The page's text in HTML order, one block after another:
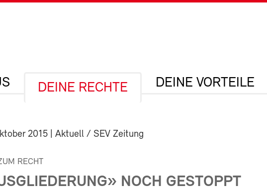
DEINE RECHTE DEINE VORTEILE
2015 | Aktuell / SEV Zeitung
RECHT
NOCH GESTOPPT